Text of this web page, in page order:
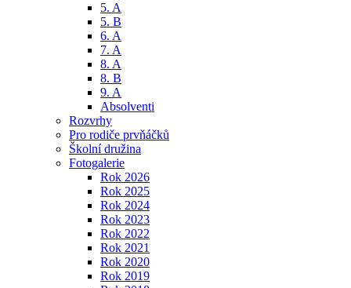
5. A
5. B
6. A
7. A
8. A
8. B
9. A
Absolventi
Rozvrhy
Pro rodiče prvňáčků
Školní družina
Fotogalerie
Rok 2026
Rok 2025
Rok 2024
Rok 2023
Rok 2022
Rok 2021
Rok 2020
Rok 2019